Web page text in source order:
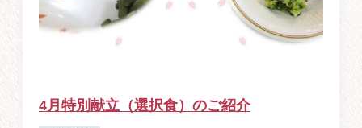
4月特別献立（選択食）のご紹介